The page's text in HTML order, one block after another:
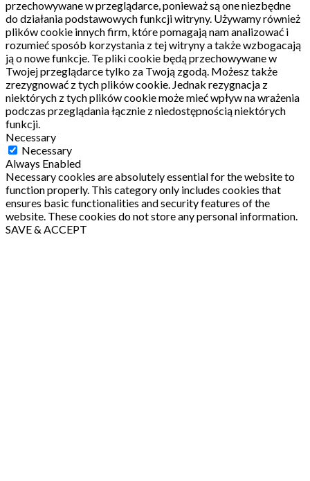
przechowywane w przeglądarce, ponieważ są one niezbędne
do działania podstawowych funkcji witryny. Używamy również
plików cookie innych firm, które pomagają nam analizować i
rozumieć sposób korzystania z tej witryny a także wzbogacają
ją o nowe funkcje. Te pliki cookie będą przechowywane w
Twojej przeglądarce tylko za Twoją zgodą. Możesz także
zrezygnować z tych plików cookie. Jednak rezygnacja z
niektórych z tych plików cookie może mieć wpływ na wrażenia
podczas przeglądania łącznie z niedostępnością niektórych
funkcji.
Necessary
Necessary
Always Enabled
Necessary cookies are absolutely essential for the website to
function properly. This category only includes cookies that
ensures basic functionalities and security features of the
website. These cookies do not store any personal information.
SAVE & ACCEPT